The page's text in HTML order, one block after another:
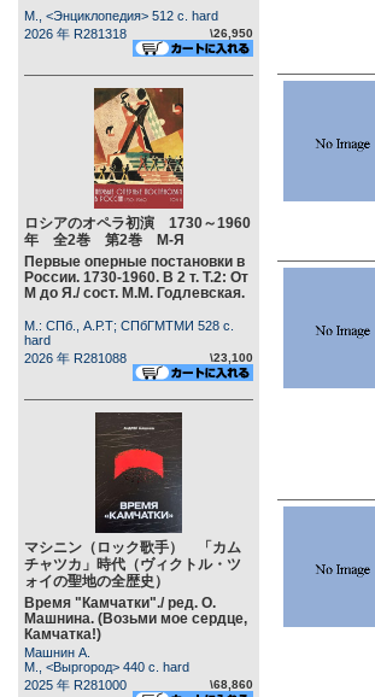
М., <Энциклопедия> 512 c. hard
2026 年 R281318
\26,950
ロシアのオペラ初演 1730～1960
年 全2巻 第2巻 М-Я
Первые оперные постановки в
России. 1730-1960. В 2 т. Т.2: От
М до Я./ сост. М.М. Годлевская.
М.: СПб., А.Р.Т; СПбГМТМИ 528 c.
hard
2026 年 R281088
\23,100
マシニン（ロック歌手） 「カム
チャツカ」時代（ヴィクトル・ツ
ォイの聖地の全歴史）
Время "Камчатки"./ ред. О.
Машнина. (Возьми мое сердце,
Камчатка!)
Машнин А.
М., <Выргород> 440 c. hard
2025 年 R281000
\68,860